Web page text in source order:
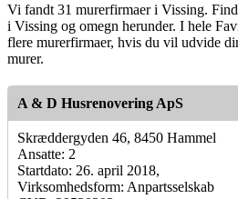
Vi fandt 31 murerfirmaer i Vissing.
i Vissing og omegn herunder. I hele
flere murerfirmaer, hvis du vil udvide
murer.
A & D Husrenovering ApS
Skræddergyden 46, 8450 Hammel
Ansatte: 2
Startdato: 26. april 2018,
Virksomhedsform: Anpartsselskab